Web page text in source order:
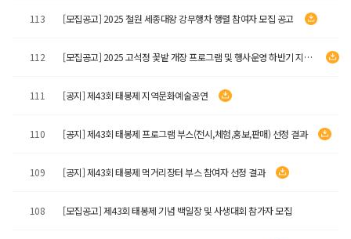
113 [모집공고] 2025 철원 세종대왕 강무행차 행렬 참여자 모집 공고
112 [모집공고] 2025 고석정 꽃밭 개장 프로그램 및 행사운영 하반기 지역문화예술공연 모집결과
111 [공지] 제43회 태봉제 지역문화예술공연
110 [공지] 제43회 태봉제 프로그램 부스(전시,체험,홍보,판매) 선정 결과
109 [공지] 제43회 태봉제 먹거리장터 부스 참여자 선정 결과
108 [모집공고] 제43회 태봉제 기념 백일장 및 사생대회 참가자 모집